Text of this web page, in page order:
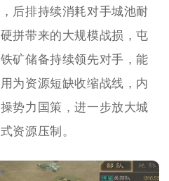
后排持续消耗对手城池耐
拼带来的大规模战损，屯
矿储备持续领先对手，能
为资源短缺收缩战线，内
势力国策，进一步放大城
资源压制。